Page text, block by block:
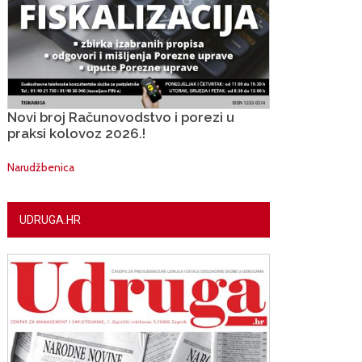
Novi broj Računovodstvo i porezi u
praksi kolovoz 2026.!
Narudžbenica
UDRUGA.HR